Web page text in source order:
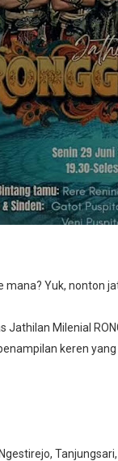
Yuk, nonton
Milenial
keren
Tanjungsari,